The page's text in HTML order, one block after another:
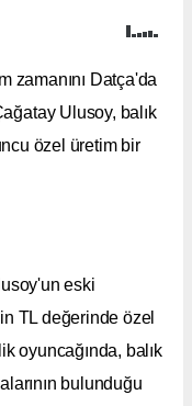
zamanını Datça'da
Ulusoy, balık
özel üretim bir
eski
TL değerinde özel
oyuncağında, balık
bulunduğu